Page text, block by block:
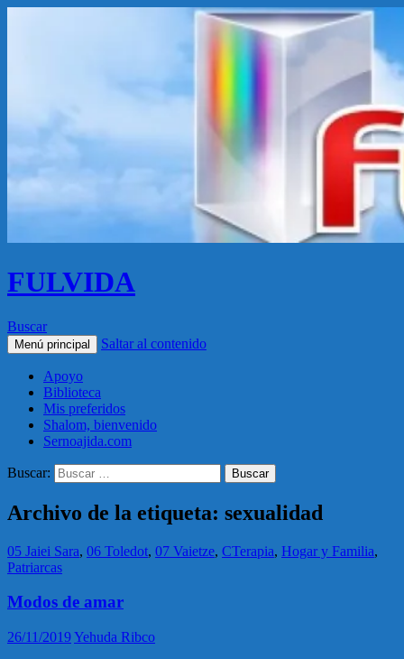
FULVIDA
Buscar
Menú principal Saltar al contenido
Apoyo
Biblioteca
Mis preferidos
Shalom, bienvenido
Sernoajida.com
Buscar:
Archivo de la etiqueta: sexualidad
05 Jaiei Sara, 06 Toledot, 07 Vaietze, CTerapia, Hogar y Familia,
Patriarcas
Modos de amar
26/11/2019Yehuda Ribco